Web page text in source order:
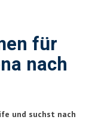
für
nach
und suchst nach